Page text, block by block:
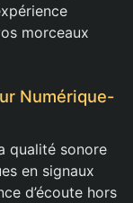
morceaux
Numérique-
qualité sonore
en signaux
d’écoute hors